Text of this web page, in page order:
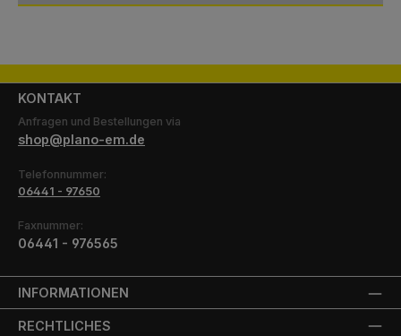
KONTAKT
Anfragen und Bestellungen via
shop@plano-em.de
Telefonnummer:
06441 - 97650
Faxnummer:
06441 - 976565
INFORMATIONEN
RECHTLICHES